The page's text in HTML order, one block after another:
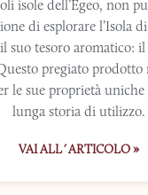
isole dell’Egeo, non
di esplorare l’Isola
suo tesoro aromatico:
pregiato prodotto
le sue proprietà uniche
lunga storia di utilizzo.
VAI ALL´ARTICOLO »